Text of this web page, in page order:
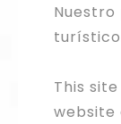
Nuestro
This
website